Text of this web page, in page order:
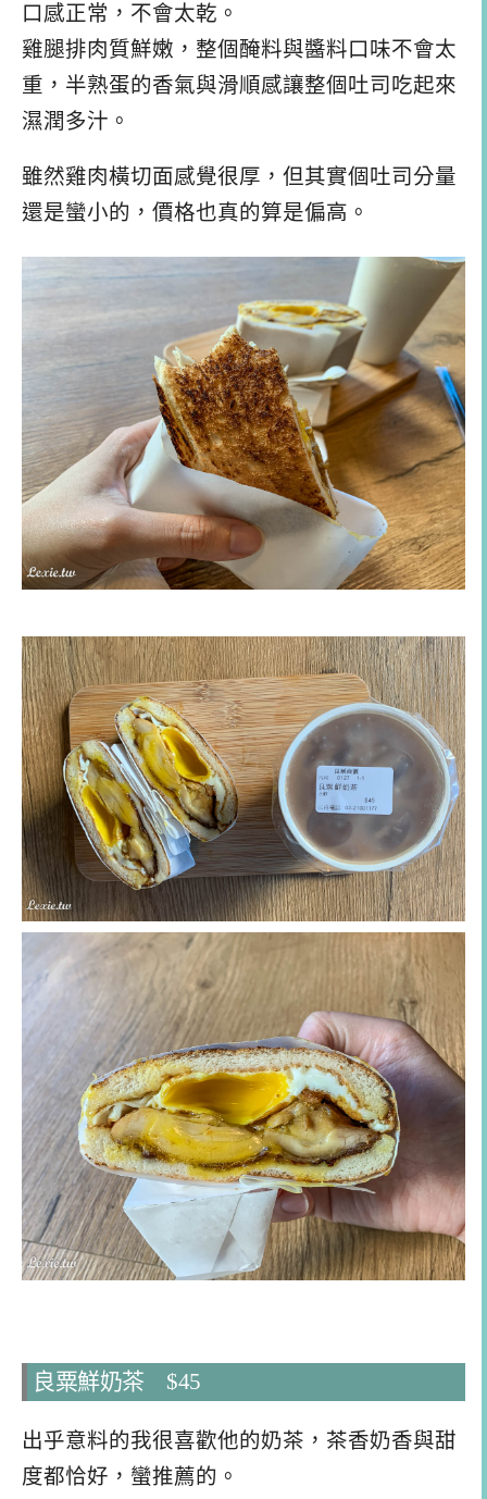
口感正常，不會太乾。
雞腿排肉質鮮嫩，整個醃料與醬料口味不會太
重，半熟蛋的香氣與滑順感讓整個吐司吃起來
濕潤多汁。
雖然雞肉橫切面感覺很厚，但其實個吐司分量
還是蠻小的，價格也真的算是偏高。
良粟鮮奶茶 $45
出乎意料的我很喜歡他的奶茶，茶香奶香與甜
度都恰好，蠻推薦的。